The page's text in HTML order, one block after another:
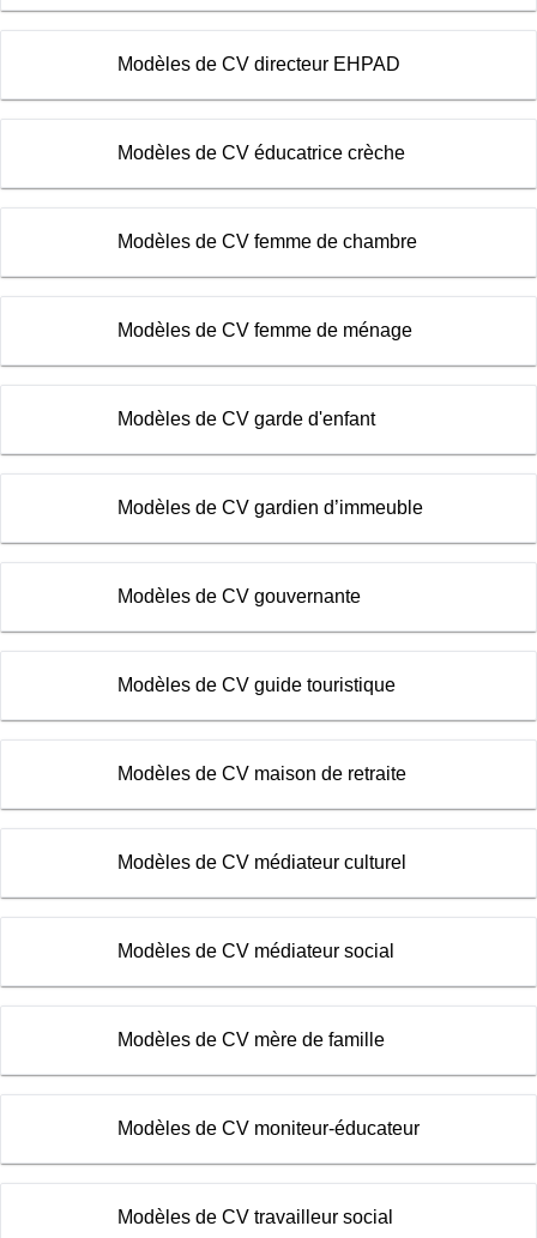
Modèles de CV directeur EHPAD
Modèles de CV éducatrice crèche
Modèles de CV femme de chambre
Modèles de CV femme de ménage
Modèles de CV garde d'enfant
Modèles de CV gardien d’immeuble
Modèles de CV gouvernante
Modèles de CV guide touristique
Modèles de CV maison de retraite
Modèles de CV médiateur culturel
Modèles de CV médiateur social
Modèles de CV mère de famille
Modèles de CV moniteur-éducateur
Modèles de CV travailleur social